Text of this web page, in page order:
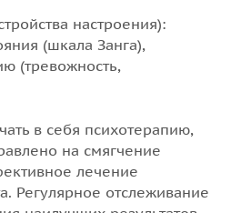
настроения):
(шкала Занга),
(тревожность,
в себя психотерапию,
на смягчение
лечение
Регулярное отслеживание